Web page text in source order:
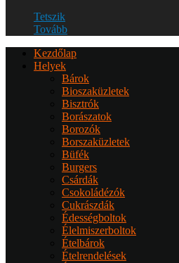
Tetszik
Tovább
Kezdőlap
Helyek
Bárok
Bioszaküzletek
Bisztrók
Borászatok
Borozók
Borszaküzletek
Büfék
Burgers
Csárdák
Csokoládézók
Cukrászdák
Édességboltok
Élelmiszerboltok
Ételbárok
Ételrendelések